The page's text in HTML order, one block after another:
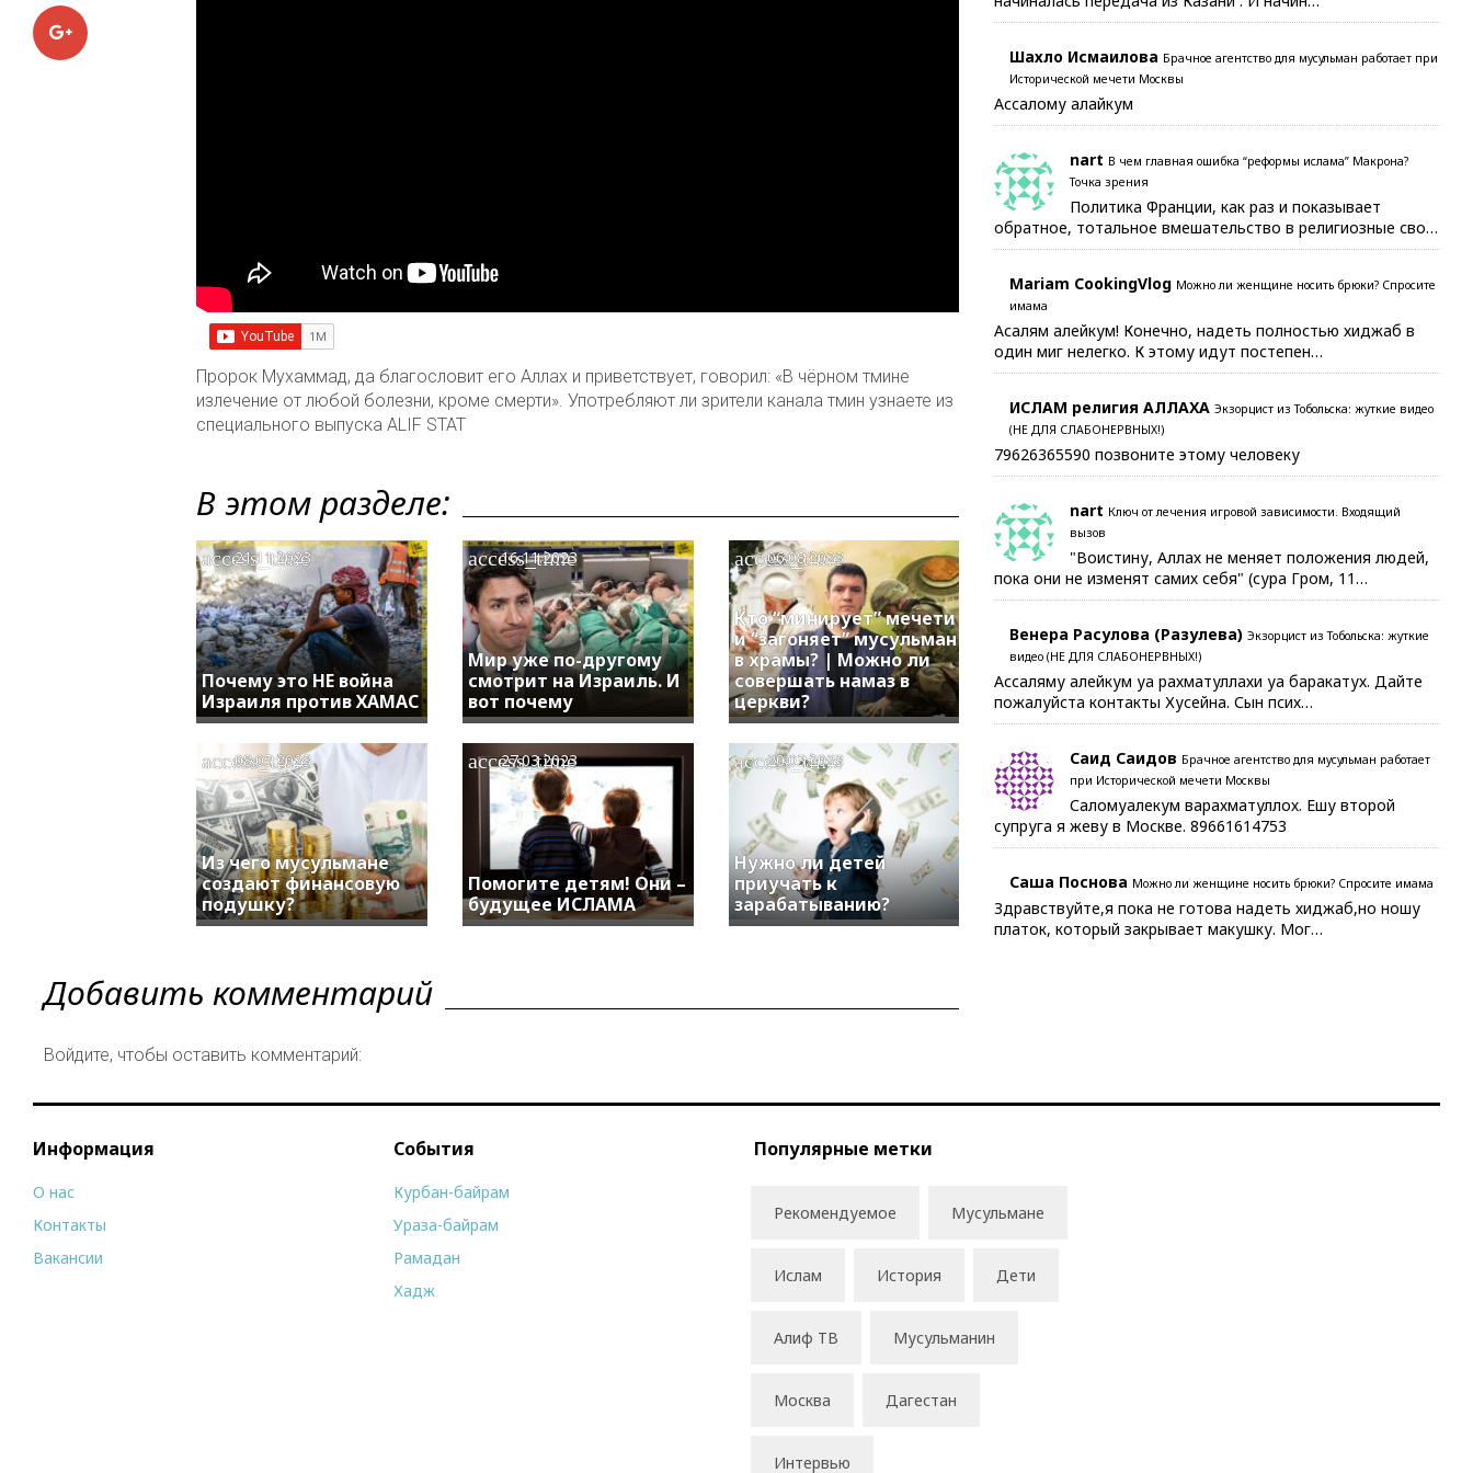
Google+
Пророк Мухаммад, да благословит его Аллах и приветствует, говорил: «В чёрном тмине
излечение от любой болезни, кроме смерти». Употребляют ли зрители канала тмин узнаете из
специального выпуска ALIF STAT
В этом разделе:
Почему это НЕ война
Израиля против ХАМАС
access_time
21.11.2023
Мир уже по-другому
смотрит на Израиль. И
вот почему
access_time
16.11.2023
Кто “минирует” мечети
и “загоняет” мусульман
в храмы? | Можно ли
совершать намаз в
церкви?
access_time
06.08.2023
Из чего мусульмане
создают финансовую
подушку?
access_time
08.05.2023
Помогите детям! Они –
будущее ИСЛАМА
access_time
27.03.2023
Нужно ли детей
приучать к
зарабатыванию?
access_time
20.03.2023
Добавить комментарий
Войдите, чтобы оставить комментарий:
Шахло Исмаилова Брачное агентство для мусульман работает при
Исторической мечети Москвы
Ассалому алайкум
nart В чем главная ошибка “реформы ислама” Макрона?
Точка зрения
Политика Франции, как раз и показывает
обратное, тотальное вмешательство в религиозные сво…
Mariam CookingVlog Можно ли женщине носить брюки? Спросите
имама
Асалям алейкум! Конечно, надеть полностью хиджаб в
один миг нелегко. К этому идут постепен…
ИСЛАМ религия АЛЛАХА Экзорцист из Тобольска: жуткие видео
(НЕ ДЛЯ СЛАБОНЕРВНЫХ!)
79626365590 позвоните этому человеку
nart Ключ от лечения игровой зависимости. Входящий
вызов
"Воистину, Аллах не меняет положения людей,
пока они не изменят самих себя" (сура Гром, 11…
Венера Расулова (Разулева) Экзорцист из Тобольска: жуткие
видео (НЕ ДЛЯ СЛАБОНЕРВНЫХ!)
Ассаляму алейкум уа рахматуллахи уа баракатух. Дайте
пожалуйста контакты Хусейна. Сын псих…
Саид Саидов Брачное агентство для мусульман работает
при Исторической мечети Москвы
Саломуалекум варахматуллох. Ешу второй
супруга я жеву в Москве. 89661614753
Саша Поснова Можно ли женщине носить брюки? Спросите имама
Здравствуйте,я пока не готова надеть хиджаб,но ношу
платок, который закрывает макушку. Мог…
Информация
О нас
Контакты
Вакансии
События
Курбан-байрам
Ураза-байрам
Рамадан
Хадж
Популярные метки
Рекомендуемое Мусульмане
Ислам История Дети
Алиф ТВ Мусульманин
Москва Дагестан
Интервью